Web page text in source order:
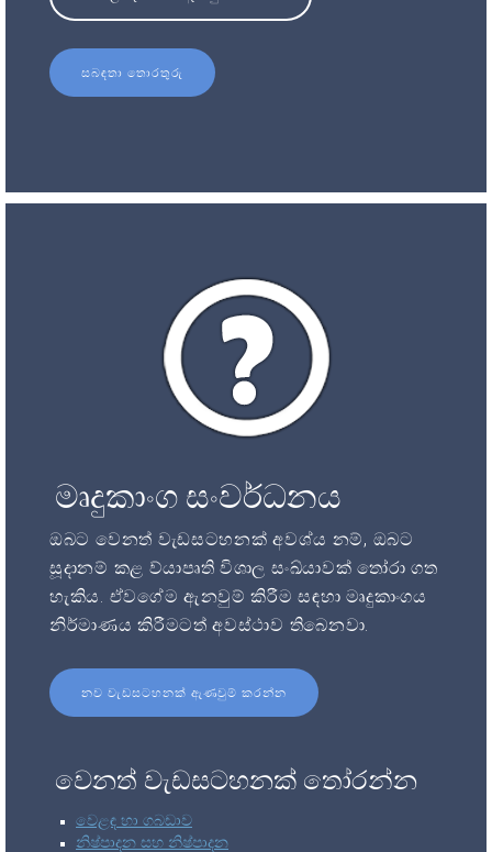
සබඳතා තොරතුරු
මෘදුකාංග සංවර්ධනය
ඔබට වෙනත් වැඩසටහනක් අවශ්ය නම්, ඔබට
සූදානම් කළ ව්යාපෘති විශාල සංඛ්යාවක් තෝරා ගත
හැකිය. ඒවගේම ඇනවුම් කිරීම සඳහා මෘදුකාංගය
නිර්මාණය කිරීමටත් අවස්ථාව තිබෙනවා.
නව වැඩසටහනක් ඇණවුම් කරන්න
වෙනත් වැඩසටහනක් තෝරන්න
වෙළඳ හා ගබඩාව
නිෂ්පාදන සහ නිෂ්පාදන